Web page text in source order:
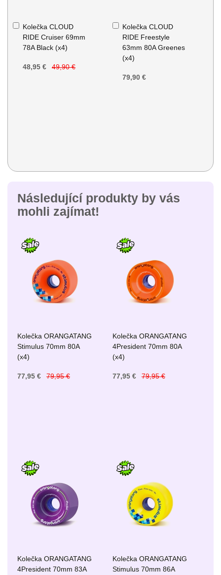
Kolečka CLOUD
RIDE Cruiser 69mm
78A Black (x4)
48,95 € 49,90 €
Přidat
do
košíku
Kolečka CLOUD
RIDE Freestyle
63mm 80A Greenes
(x4)
79,90 €
Přidat
do
košíku
Následující produkty by vás
mohli zajímat!
Kolečka ORANGATANG
Stimulus 70mm 80A
(x4)
77,95 € 79,95 €
Kolečka ORANGATANG
4President 70mm 80A
(x4)
77,95 € 79,95 €
Kolečka ORANGATANG
4President 70mm 83A
Kolečka ORANGATANG
Stimulus 70mm 86A